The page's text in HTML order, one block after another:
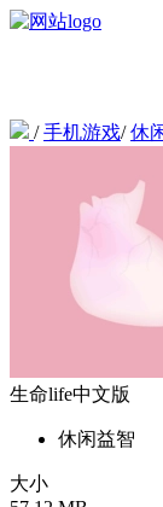
/手机游戏/休
生命life中文版
休闲益智
大小